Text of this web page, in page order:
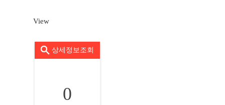
View
상세정보조회
0